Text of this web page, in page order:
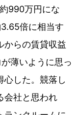
990万円にな
倍に相当す
からの賃貸収益
薄いように思っ
心した。競落し
会社と思われ